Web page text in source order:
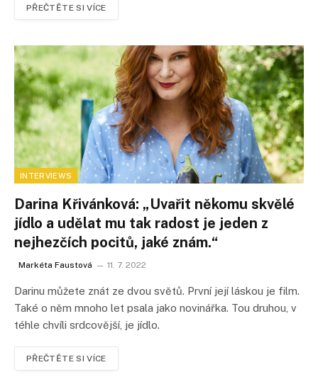
PŘEČTĚTE SI VÍCE
INTERVIEWS
Darina Křivánková: „Uvařit někomu skvělé
jídlo a udělat mu tak radost je jeden z
nejhezčích pocitů, jaké znám.“
Markéta Faustová 11. 7. 2022
Darinu můžete znát ze dvou světů. První její láskou je film.
Také o něm mnoho let psala jako novinářka. Tou druhou, v
téhle chvíli srdcovější, je jídlo.
PŘEČTĚTE SI VÍCE